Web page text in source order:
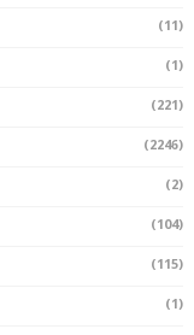
(11)
(1)
(221)
(2246)
(2)
(104)
(115)
(1)